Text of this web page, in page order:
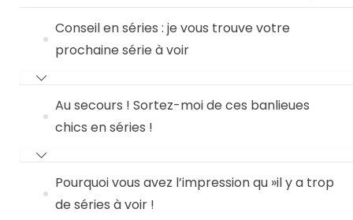
Conseil en séries : je vous trouve votre
prochaine série à voir
Au secours ! Sortez-moi de ces banlieues
chics en séries !
Pourquoi vous avez l’impression qu »il y a trop
de séries à voir !